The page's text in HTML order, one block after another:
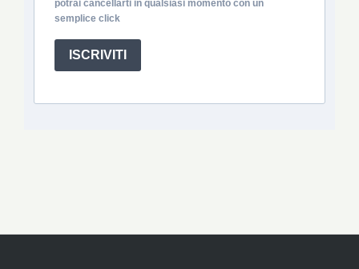
potrai cancellarti in qualsiasi momento con un
semplice click
ISCRIVITI